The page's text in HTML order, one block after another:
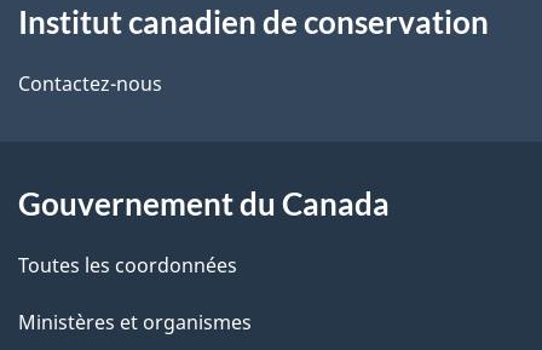
i
l
d
e
propos
de
site
Institut canadien de conservation
Contactez-nous
Gouvernement du Canada
Toutes les coordonnées
Ministères et organismes